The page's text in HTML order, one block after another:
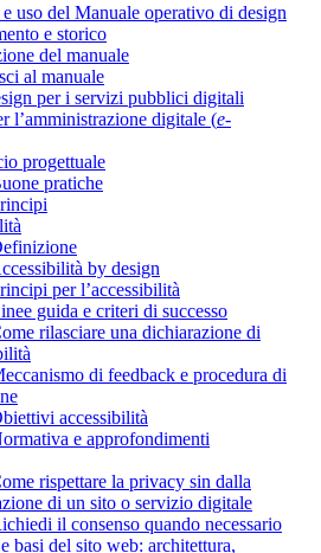
uso del Manuale operativo di design
e storico
del manuale
al manuale
per i servizi pubblici digitali
l’amministrazione digitale (e-
progettuale
pratiche
by design
per l’accessibilità
guida e criteri di successo
rilasciare una dichiarazione di
di feedback e procedura di
accessibilità
e approfondimenti
rispettare la privacy sin dalla
di un sito o servizio digitale
il consenso quando necessario
basi del sito web: architettura,